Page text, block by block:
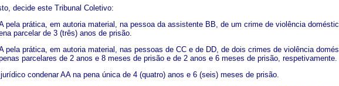
decide este Tribunal Coletivo:
pela prática, em autoria material, na pessoa da assistente BB, de um crime de violência
parcelar de 3 (três) anos de prisão.
pela prática, em autoria material, nas pessoas de CC e de DD, de dois crimes de violência
parcelares de 2 anos e 8 meses de prisão e de 2 anos e 6 meses de prisão, respetivamente.
condenar AA na pena única de 4 (quatro) anos e 6 (seis) meses de prisão.